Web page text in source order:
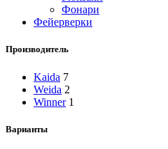
Фонари
Фейерверки
Производитель
Kaida 7
Weida 2
Winner 1
Варианты